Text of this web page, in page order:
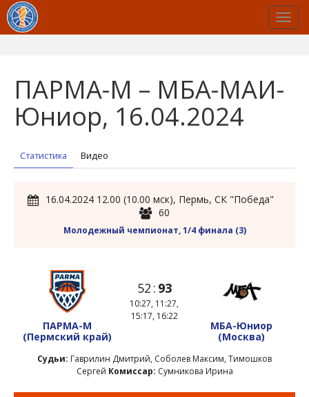
ПАРМА-М – МБА-МАИ-
Юниор, 16.04.2024
Статистика Видео